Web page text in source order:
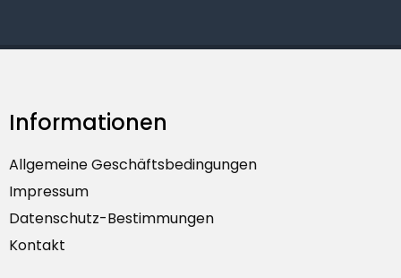
Informationen
Allgemeine Geschäftsbedingungen
Impressum
Datenschutz-Bestimmungen
Kontakt